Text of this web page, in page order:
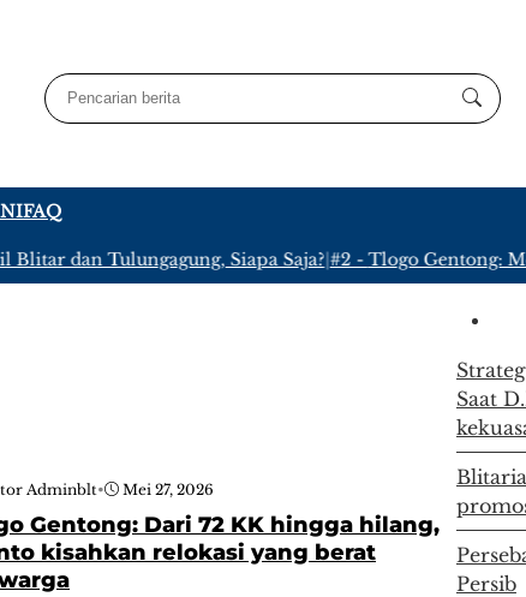
FAQ
dan Tulungagung, Siapa Saja?|#2 - Tlogo Gentong:
Adminblt• Mei 27, 2026
Gentong: Dari 72 KK hingga hilang,
kisahkan relokasi yang berat
Saat
Persib